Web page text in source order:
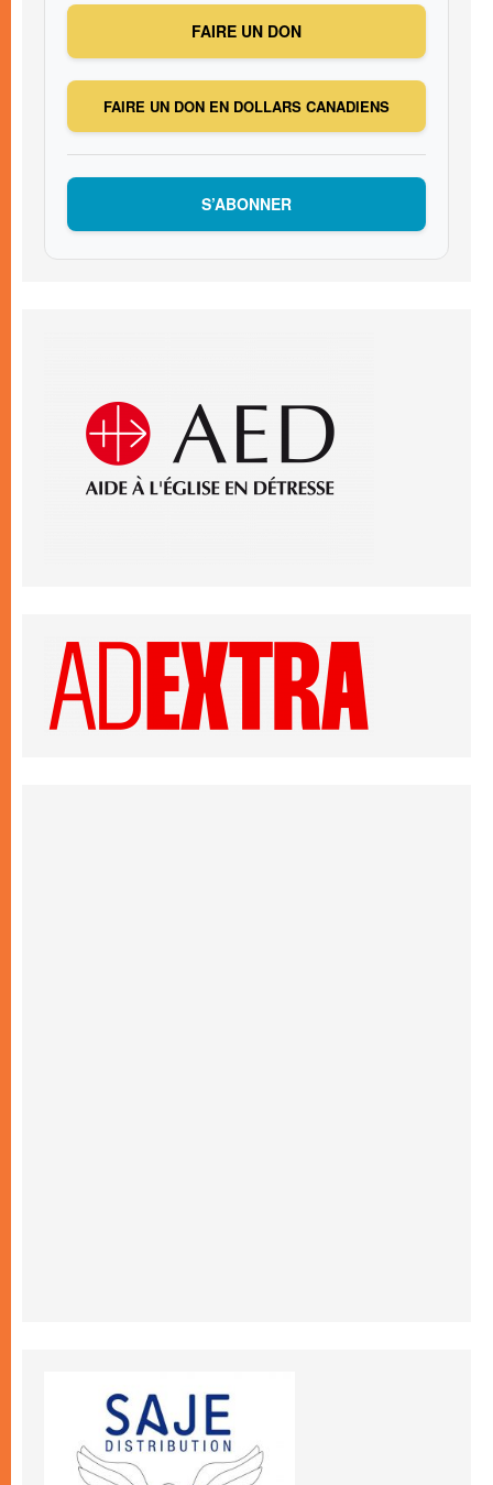
FAIRE UN DON
FAIRE UN DON EN DOLLARS CANADIENS
S’ABONNER